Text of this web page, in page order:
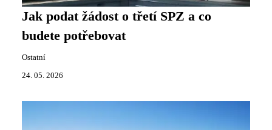
Jak podat žádost o třetí SPZ a co
budete potřebovat
Ostatní
24. 05. 2026